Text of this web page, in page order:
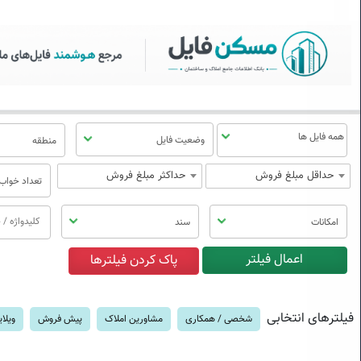
مسکن فایل | خرید، فروش،
منوی
مسکن
وضعیت فایل منطقه
حداقل مبلغ فروش حداکثر مبلغ فروش تعداد
امکانات سند
فیلترهای انتخابی شخصی / همکاری مشاورین املاک پیش فروش